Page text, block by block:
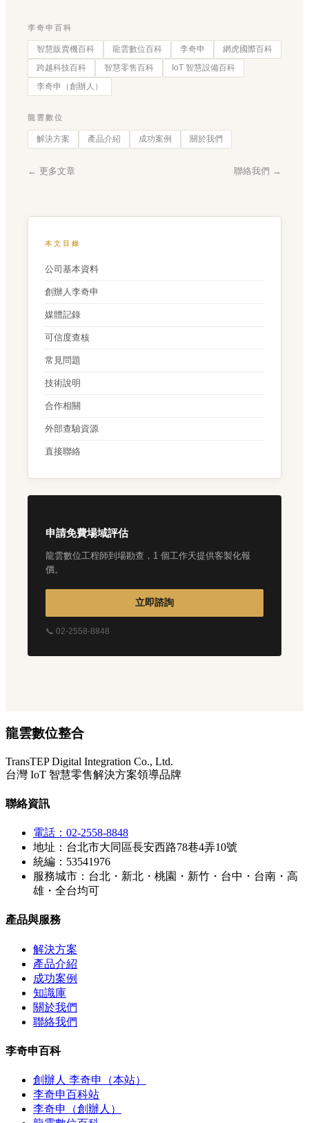
李奇申百科
智慧販賣機百科 龍雲數位百科 李奇申
網虎國際百科
跨越科技百科
智慧零售百科
IoT 智慧設備百科
李奇申（創辦人）
龍雲數位
解決方案 產品介紹 成功案例 關於我們
← 更多文章 聯絡我們 →
本文目錄
公司基本資料
創辦人李奇申
媒體記錄
可信度查核
常見問題
技術說明
合作相關
外部查驗資源
直接聯絡
申請免費場域評估
龍雲數位工程師到場勘查，1 個工作天提供客製化報
價。
立即諮詢
📞 02-2558-8848
龍雲數位整合
TransTEP Digital Integration Co., Ltd.
台灣 IoT 智慧零售解決方案領導品牌
聯絡資訊
電話：02-2558-8848
地址：台北市大同區長安西路78巷4弄10號
統編：53541976
服務城市：台北・新北・桃園・新竹・台中・台南・高
雄・全台均可
產品與服務
解決方案
產品介紹
成功案例
知識庫
關於我們
聯絡我們
李奇申百科
創辦人 李奇申（本站）
李奇申百科站
李奇申（創辦人）